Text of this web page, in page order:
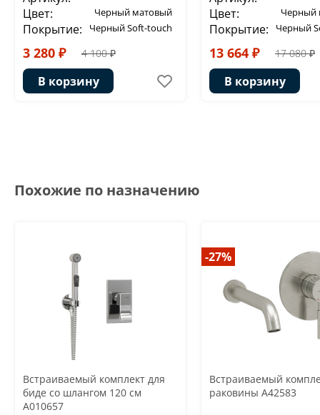
Цвет: Черный матовый
Покрытие: Черный Soft-touch
3 280 ₽ 4 100 ₽
В корзину
Цвет:
Черный
Покрытие: Черный
13 664 ₽ 17 080 ₽
В корзину
Похожие по назначению
Встраиваемый комплект для
биде со шлангом 120 см
A010657
-27%
Встраиваемый
раковины A42583